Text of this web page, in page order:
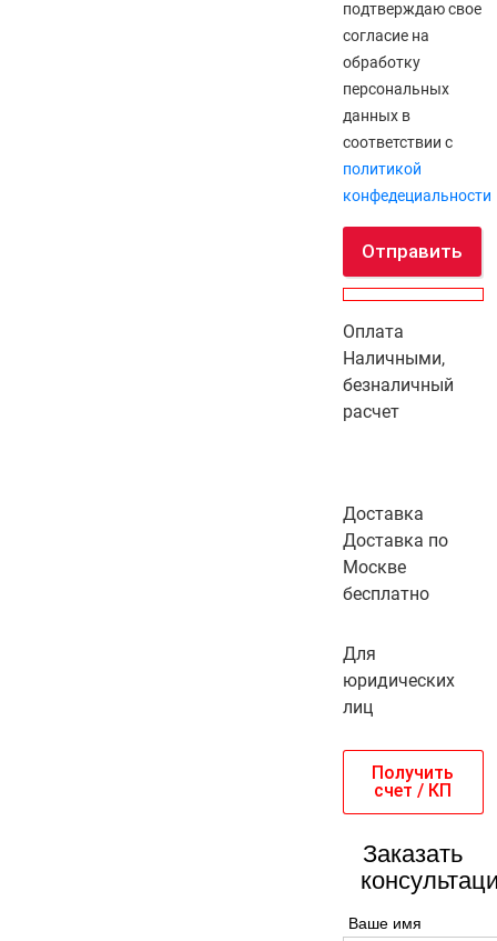
подтверждаю свое
согласие на
обработку
персональных
данных в
соответствии с
политикой
конфедециальности
Отправить
Оплата
Наличными,
безналичный
расчет
Доставка
Доставка по
Москве
бесплатно
Для
юридических
лиц
Получить
счет / КП
Заказать
Ваше имя